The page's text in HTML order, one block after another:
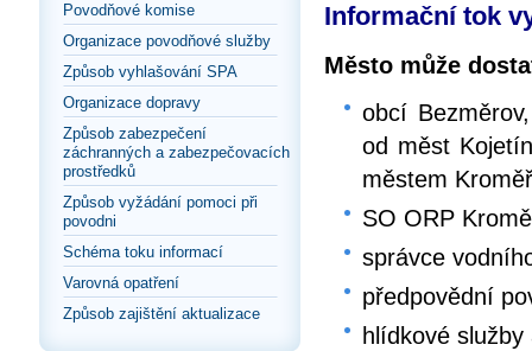
Povodňové komise
Organizace povodňové služby
Způsob vyhlašování SPA
Organizace dopravy
Způsob zabezpečení
záchranných a zabezpečovacích
prostředků
Způsob vyžádání pomoci při
povodni
Schéma toku informací
Varovná opatření
Způsob zajištění aktualizace
Informační tok
Město může
obcí
od měst
městem
SO ORP
správce
předpovědní
hlídkové